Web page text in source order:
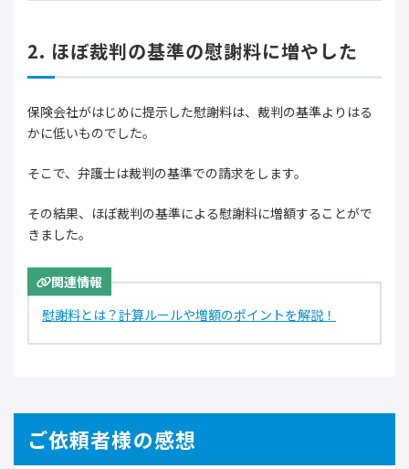
2. ほぼ裁判の基準の慰謝料に増やした
保険会社がはじめに提示した慰謝料は、裁判の基準よりはる
かに低いものでした。
そこで、弁護士は裁判の基準での請求をします。
その結果、ほぼ裁判の基準による慰謝料に増額することがで
きました。
関連情報
慰謝料とは？計算ルールや増額のポイントを解説！
ご依頼者様の感想